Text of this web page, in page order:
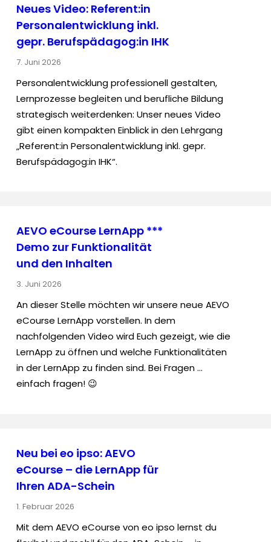
Neues Video: Referent:in
Personalentwicklung inkl.
gepr. Berufspädagog:in IHK
7. Juni 2026
Personalentwicklung professionell gestalten,
Lernprozesse begleiten und berufliche Bildung
strategisch weiterdenken: Unser neues Video
gibt einen kompakten Einblick in den Lehrgang
„Referent:in Personalentwicklung inkl. gepr.
Berufspädagog:in IHK“.
AEVO eCourse LernApp ***
Demo zur Funktionalität
und den Inhalten
3. Juni 2026
An dieser Stelle möchten wir unsere neue AEVO
eCourse LernApp vorstellen. In dem
nachfolgenden Video wird Euch gezeigt, wie die
LernApp zu öffnen und welche Funktionalitäten
in der LernApp zu finden sind. Bei Fragen …
einfach fragen! 😉
Neu bei eo ipso: AEVO
eCourse – die LernApp für
Ihren ADA-Schein
1. Februar 2026
Mit dem AEVO eCourse von eo ipso lernst du